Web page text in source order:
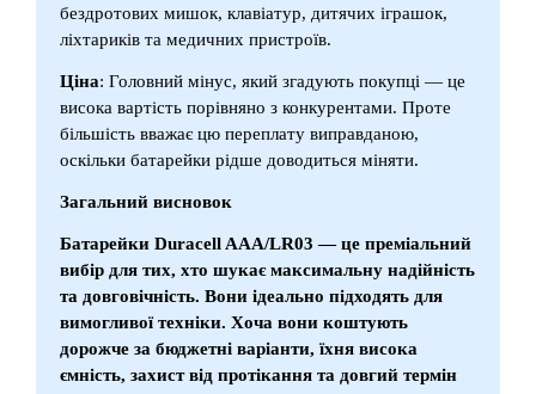
бездротових мишок, клавіатур, дитячих іграшок,
ліхтариків та медичних пристроїв.
Ціна: Головний мінус, який згадують покупці — це
висока вартість порівняно з конкурентами. Проте
більшість вважає цю переплату виправданою,
оскільки батарейки рідше доводиться міняти.
Загальний висновок
Батарейки Duracell AAA/LR03 — це преміальний
вибір для тих, хто шукає максимальну надійність
та довговічність. Вони ідеально підходять для
вимогливої техніки. Хоча вони коштують
дорожче за бюджетні варіанти, їхня висока
ємність, захист від протікання та довгий термін